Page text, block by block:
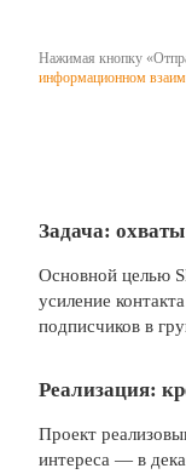
Нажимая кнопку
информационном
Задача:
Основной целью
усиление
подписчиков в
Реализация:
Проект
интереса — в